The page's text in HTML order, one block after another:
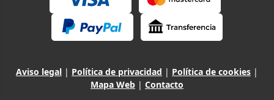
Aviso legal | Política de privacidad | Política de cookies |
Mapa Web | Contacto